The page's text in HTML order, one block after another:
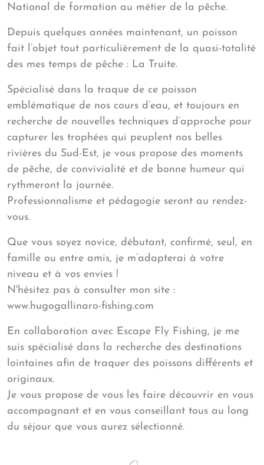
National de formation au métier de la pêche.
Depuis quelques années maintenant, un poisson
fait l’objet tout particulièrement de la quasi-totalité
des mes temps de pêche : La Truite.
Spécialisé dans la traque de ce poisson
emblématique de nos cours d’eau, et toujours en
recherche de nouvelles techniques d’approche pour
capturer les trophées qui peuplent nos belles
rivières du Sud-Est, je vous propose des moments
de pêche, de convivialité et de bonne humeur qui
rythmeront la journée.
Professionnalisme et pédagogie seront au rendez-
vous.
Que vous soyez novice, débutant, confirmé, seul, en
famille ou entre amis, je m’adapterai à votre
niveau et à vos envies !
N'hésitez pas à consulter mon site :
www.hugogallinaro-fishing.com
En collaboration avec Escape Fly Fishing, je me
suis spécialisé dans la recherche des destinations
lointaines afin de traquer des poissons différents et
originaux.
Je vous propose de vous les faire découvrir en vous
accompagnant et en vous conseillant tous au long
du séjour que vous aurez sélectionné.